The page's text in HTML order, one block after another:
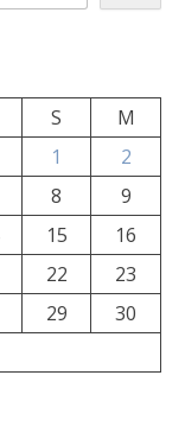
S
M
1
2
8
9
15
16
22
23
29
30